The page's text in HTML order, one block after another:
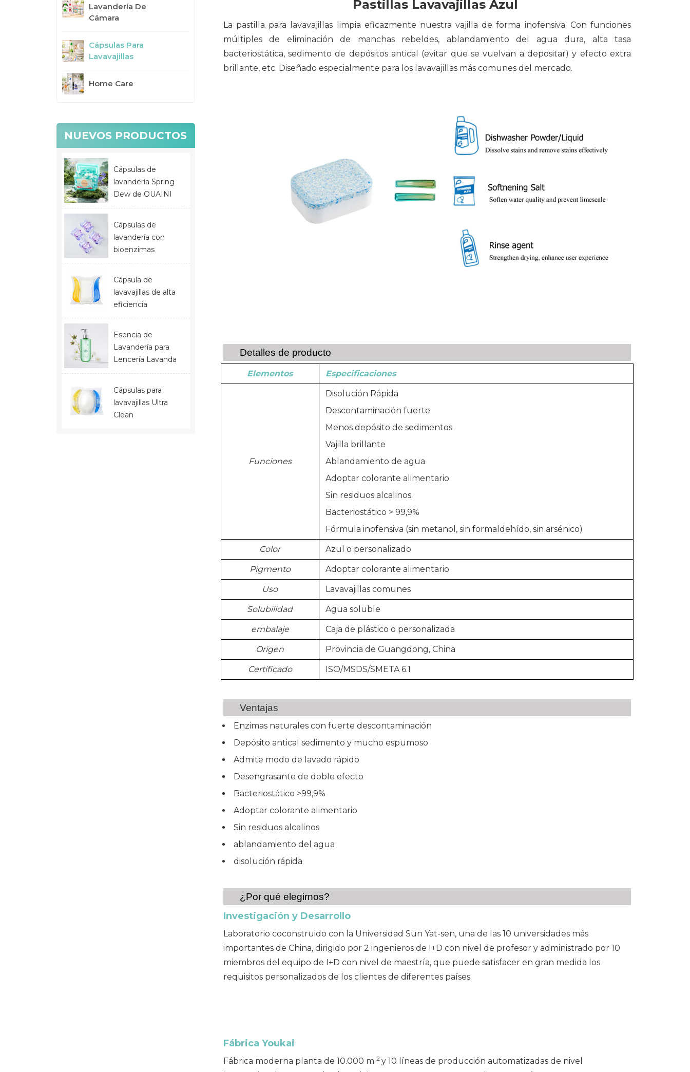
Pastillas Lavavajillas Azul
La pastilla para lavavajillas limpia eficazmente nuestra vajilla de forma inofensiva. Con funciones
múltiples de eliminación de manchas rebeldes, ablandamiento del agua dura, alta tasa
bacteriostática, sedimento de depósitos antical (evitar que se vuelvan a depositar) y efecto extra
brillante, etc. Diseñado especialmente para los lavavajillas más comunes del mercado.
Detalles de producto
Elementos Especificaciones
Funciones
Disolución Rápida
Descontaminación fuerte
Menos depósito de sedimentos
Vajilla brillante
Ablandamiento de agua
Adoptar colorante alimentario
Sin residuos alcalinos.
Bacteriostático > 99,9%
Fórmula inofensiva (sin metanol, sin formaldehído, sin arsénico)
Color Azul o personalizado
Pigmento Adoptar colorante alimentario
Uso Lavavajillas comunes
Solubilidad Agua soluble
embalaje Caja de plástico o personalizada
Origen Provincia de Guangdong, China
Certificado ISO/MSDS/SMETA 6.1
Ventajas
Enzimas naturales con fuerte descontaminación
Depósito antical sedimento y mucho espumoso
Admite modo de lavado rápido
Desengrasante de doble efecto
Bacteriostático >99,9%
Adoptar colorante alimentario
Sin residuos alcalinos
ablandamiento del agua
disolución rápida
¿Por qué elegirnos?
Investigación y Desarrollo
Laboratorio coconstruido con la Universidad Sun Yat-sen, una de las 10 universidades más
importantes de China, dirigido por 2 ingenieros de I+D con nivel de profesor y administrado por 10
miembros del equipo de I+D con nivel de maestría, que puede satisfacer en gran medida los
requisitos personalizados de los clientes de diferentes países.
Fábrica Youkai
Fábrica moderna planta de 10.000 m 2 y 10 líneas de producción automatizadas de nivel
Lavandería De
Cámara
Cápsulas Para
Lavavajillas
Home Care
NUEVOS PRODUCTOS
Cápsulas de
lavandería Spring
Dew de OUAINI
Cápsulas de
lavandería con
bioenzimas
Cápsula de
lavavajillas de alta
eficiencia
Esencia de
Lavandería para
Lencería Lavanda
Cápsulas para
lavavajillas Ultra
Clean